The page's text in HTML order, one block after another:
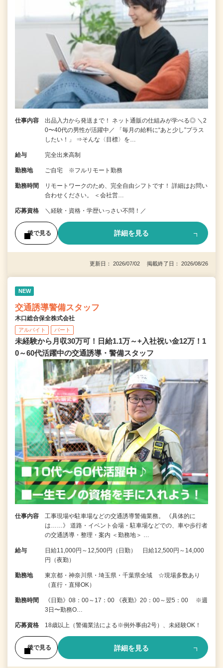
仕事内容
出品入力から発送まで！ ネット通販の仕組みが学べる◎ ＼2
0〜40代の男性が活躍中／ 「毎月の給料に“あと少し”プラス
したい！」 ⇒そんな〈目標〉を…
給与 完全出来高制
勤務地 ご自宅 ※フルリモート勤務
勤務時間
リモートワークのため、完全自由シフトです！ 詳細はお問い
合わせください。 ＜会社営…
応募資格 ＼経験・資格・学歴いっさい不問！／
後で見る 詳細を見る
更新日： 2026/07/02 掲載終了日： 2026/08/26
NEW
交通誘導警備スタッフ
木口総合保全株式会社
アルバイト パート
未経験から月収30万可！日給1.1万～+入社祝い金12万！1
0～60代活躍中の交通誘導・警備スタッフ
仕事内容
工事現場や駐車場などの交通誘導警備業務。 《具体的に
は……》 道路・イベント会場・駐車場などでの、車や歩行者
の交通誘導・整理・案内 ＜勤務地＞ …
給与
日給11,000円～12,500円（日勤） 日給12,500円～14,000
円（夜勤）
勤務地
東京都・神奈川県・埼玉県・千葉県全域 ☆現場多数あり
（直行・直帰OK）
勤務時間
《日勤》08：00～17：00 《夜勤》20：00～翌5：00 ※週
3日〜勤務O…
応募資格 18歳以上（警備業法による※例外事由2号）、未経験OK！
後で見る 詳細を見る